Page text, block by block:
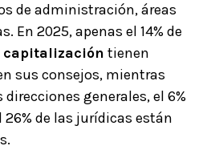
de administración, áreas
En 2025, apenas el 14% de
tienen
sus consejos, mientras
direcciones generales, el 6%
de las jurídicas están